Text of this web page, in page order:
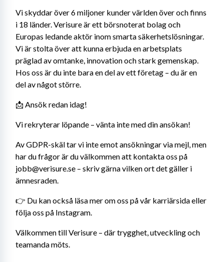
Vi skyddar över 6 miljoner kunder världen över och finns
i 18 länder. Verisure är ett börsnoterat bolag och
Europas ledande aktör inom smarta säkerhetslösningar.
Vi är stolta över att kunna erbjuda en arbetsplats
präglad av omtanke, innovation och stark gemenskap.
Hos oss är du inte bara en del av ett företag – du är en
del av något större.
📩 Ansök redan idag!
Vi rekryterar löpande – vänta inte med din ansökan!
Av GDPR-skäl tar vi inte emot ansökningar via mejl, men
har du frågor är du välkommen att kontakta oss på
jobb@verisure.se – skriv gärna vilken ort det gäller i
ämnesraden.
👉 Du kan också läsa mer om oss på vår karriärsida eller
följa oss på Instagram.
Välkommen till Verisure – där trygghet, utveckling och
teamanda möts.